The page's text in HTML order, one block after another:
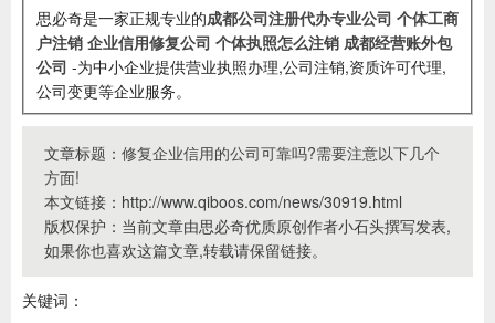
思必奇是一家正规专业的成都公司注册代办专业公司 个体工商
户注销 企业信用修复公司 个体执照怎么注销 成都经营账外包
公司
公司变更等企业服务。
文章标题： 修复企业信用的公司可靠吗?需要注意以下几个
方面!
本文链接：http://www.qiboos.com/news/30919.html
版权保护：当前文章由思必奇优质原创作者小石头撰写发表,
如果你也喜欢这篇文章,转载请保留链接。
关键词：